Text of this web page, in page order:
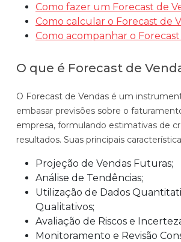
Como fazer um Forecast de
Como calcular o Forecast de
Como acompanhar o Forecast
O que é Forecast de
O Forecast de Vendas é um
embasar previsões sobre o
empresa, formulando estimativas de
resultados. Suas principais
Projeção de Vendas Futuras;
Análise de Tendências;
Utilização de Dados
Qualitativos;
Avaliação de Riscos e
Monitoramento e Revisão